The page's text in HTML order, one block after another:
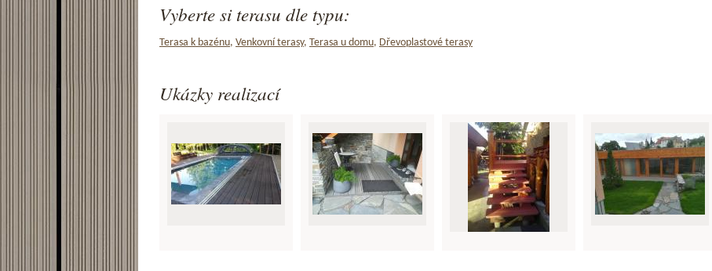
Vyberte si terasu dle typu:
Terasa k bazénu, Venkovní terasy, Terasa u domu, Dřevoplastové terasy
Ukázky realizací